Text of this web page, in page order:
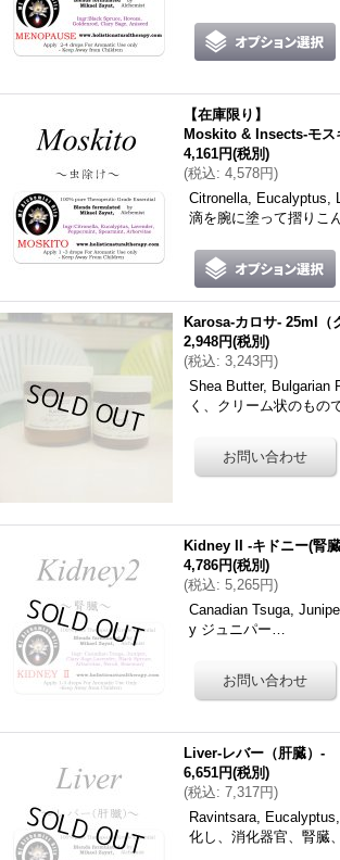
【在庫限り】
Moskito & Insects-モス
4,161円(税別)
(税込: 4,578円)
Citronella, Eucalyptus,
滴を腕に塗って摺りこ
Karosa-カロサ- 25ml（
2,948円(税別)
(税込: 3,243円)
Shea Butter, Bulgarian
く、クリーム状のもの
Kidney II -キドニー(腎
4,786円(税別)
(税込: 5,265円)
Canadian Tsuga,
y ジュニパー…
Liver-レバー（肝臓）-
6,651円(税別)
(税込: 7,317円)
Ravintsara,
化し、消化器官、腎臓